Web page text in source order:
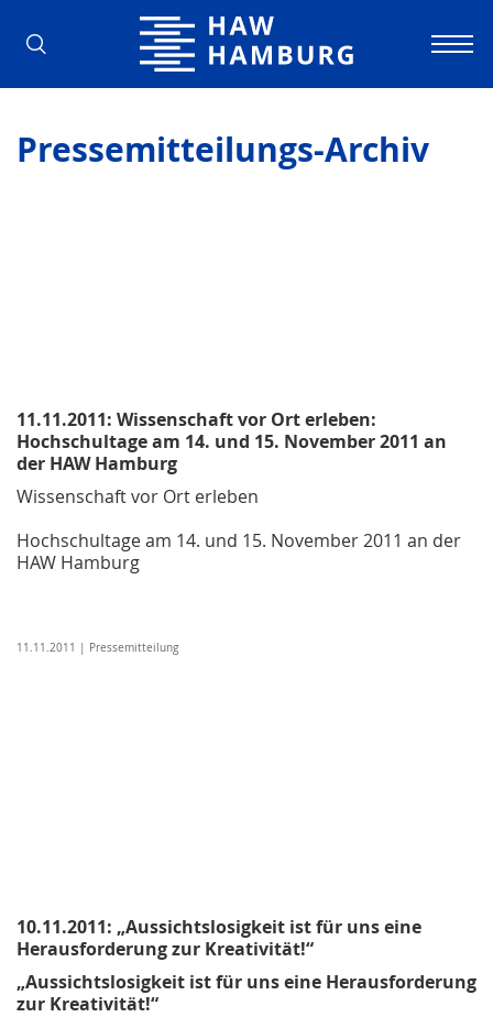
Hochschule für Angewandte
Pressemitteilungs-Archiv
11.11.2011: Wissenschaft vor Ort erleben:
Hochschultage am 14. und 15. November 2011 an
der HAW Hamburg
Wissenschaft vor Ort erleben
Hochschultage am 14. und 15. November 2011 an der
HAW Hamburg
11.11.2011 | Pressemitteilung
10.11.2011: „Aussichtslosigkeit ist für uns eine
Herausforderung zur Kreativität!“
„Aussichtslosigkeit ist für uns eine Herausforderung
zur Kreativität!“